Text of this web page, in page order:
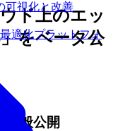
可視化と改善
適化プラットフォ
ド上のエッ
をベータ公
一般公開